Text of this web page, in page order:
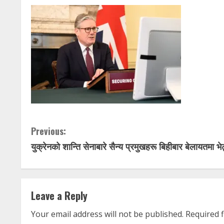
C
o
n
t
i
Previous:
युक्रेनको शान्ति सेनाबारे सैन्य प्रमुखहरू बिहीबार बेलायतमा
Leave a Reply
Your email address will not be published. Required